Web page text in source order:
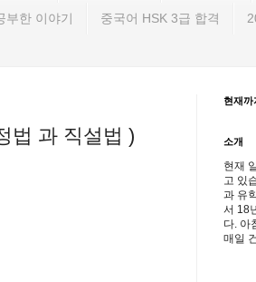
부한 이야기 중국어 HSK 3급 합격
법 과 직설법 )
현재까
소개
현재
고 있
과 유
서 18
다. 아
매일